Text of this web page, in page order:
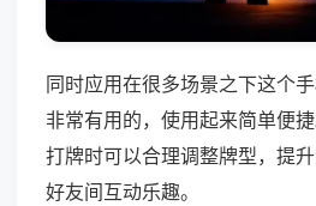
同时应用在很多场景之下这个
非常有用的，使用起来简单便
打牌时可以合理调整牌型，提
好友间互动乐趣。